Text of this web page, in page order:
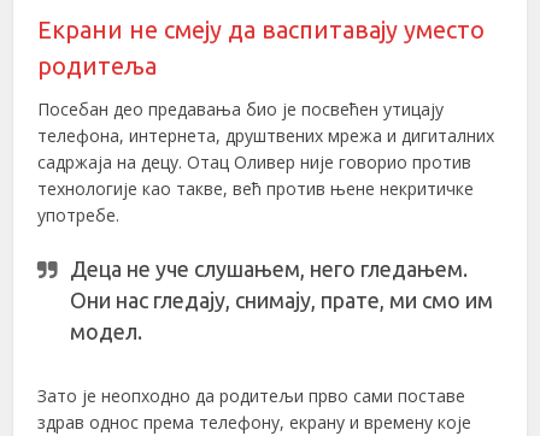
Екрани не смеју да васпитавају уместо
родитеља
Посебан део предавања био је посвећен утицају
телефона, интернета, друштвених мрежа и дигиталних
садржаја на децу. Отац Оливер није говорио против
технологије као такве, већ против њене некритичке
употребе.
Деца не уче слушањем, него гледањем.
Они нас гледају, снимају, прате, ми смо им
модел.
Зато је неопходно да родитељи прво сами поставе
здрав однос према телефону, екрану и времену које